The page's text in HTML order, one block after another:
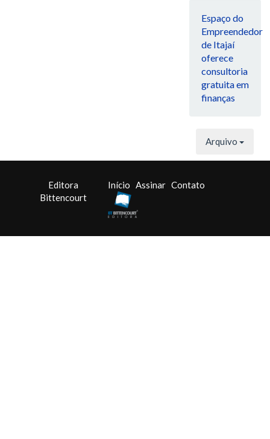
Espaço do
Empreendedor
de Itajaí
oferece
consultoria
gratuita em
finanças
Arquivo
Editora
Bittencourt
Início Assinar Contato